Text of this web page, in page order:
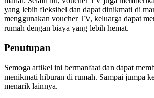
yang lebih fleksibel dan dapat dinikmati di
menggunakan voucher TV, keluarga dapat
rumah dengan biaya yang lebih hemat.
Penutupan
Semoga artikel ini bermanfaat dan dapat
menikmati hiburan di rumah. Sampai jumpa
menarik lainnya.